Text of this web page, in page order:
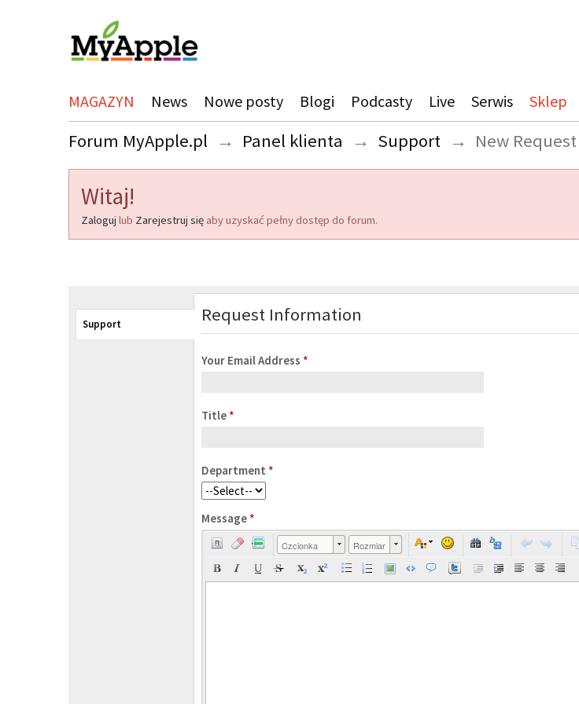
MAGAZYN News Nowe posty Blogi Podcasty Live Serwis Sklep
Forum MyApple.pl → Panel klienta → Support → New Request
Witaj!
Zaloguj lub Zarejestruj się aby uzyskać pełny dostęp do forum.
Support Request Information
Your Email Address *
Title *
Department *
Message *
Czcionka Rozmiar